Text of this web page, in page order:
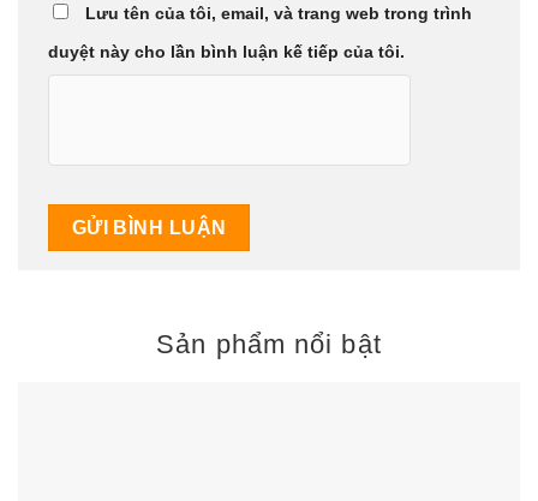
Lưu tên của tôi, email, và trang web trong trình
duyệt này cho lần bình luận kế tiếp của tôi.
Sản phẩm nổi bật